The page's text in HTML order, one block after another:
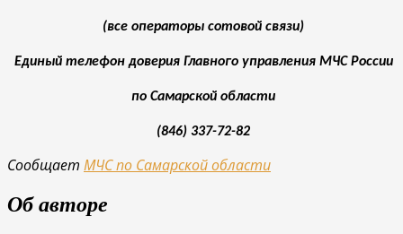
(все операторы сотовой связи)
Единый телефон доверия Главного управления МЧС России
по Самарской области
(846) 337-72-82
Сообщает МЧС по Самарской области
Об авторе